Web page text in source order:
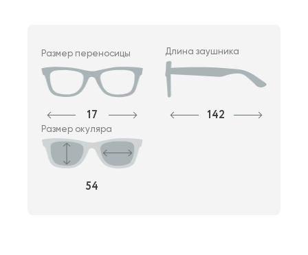
Размер переносицы
17
Длина заушника
142
Размер окуляра
54